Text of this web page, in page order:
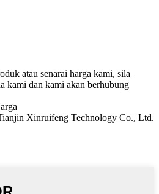
atau senarai harga kami, sila
kami dan kami akan berhubung
Xinruifeng Technology Co., Ltd.